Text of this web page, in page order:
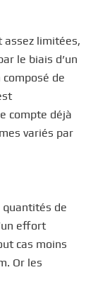
assez limitées,
le biais d’un
de
compte déjà
variés par
quantités de
effort
cas moins
Or les